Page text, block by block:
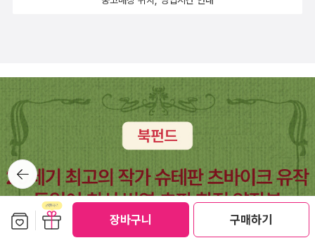
장바구니 구매하기
ps://n.news.naver.com/mnews/article/001/0015908
448?sid=104+트럼프의 석유 봉쇄에 고통받는 쿠바...'모
든 일상 마비'https://n.news.naver.com/mnews/article/
052/0002315484?sid=104
(국어사전)을 씁니다. “말꽃 짓는 책숲, 숲노래”라는 이름으
다》, 《우리말꽃》, 《미래세대를 위한 우리말과 문해력》, 《쉬
운 말이 평화》, 《곁말》, 《곁책》, 《새로 쓰는 말밑 꾸러미 사
전》, 《새로 쓰는 비슷한말 꾸러미 사전》, 《새로 쓰는 겹말
꾸러미 사전》, 《새로 쓰는 우리말 꾸러미 사전》, 《책숲마
실》, 《우리말 수수께끼 동시》, 《우리말 동시 사전》, 《우리말
글쓰기 사전》, 《이오덕 마음 읽기》, 《시골에서 살림 짓는 즐
거움》, 《숲에서 살려낸 우리말》, 《마을에서 살려낸 우리말》,
《읽는 우리말 사전 1·2·3》 들을 썼습니다. blog.naver.co
뒤로가
기